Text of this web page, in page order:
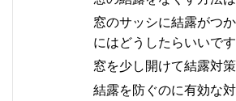
窓のサッシに結露がつ
にはどうしたらいいで
窓を少し開けて結露対
結露を防ぐのに有効な